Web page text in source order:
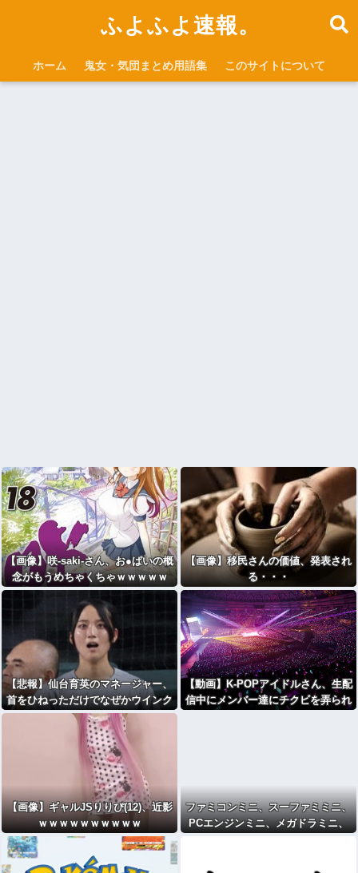
ふよふよ速報。
ホーム 鬼女・気団まとめ用語集 このサイトについて
【画像】咲-saki-さん、お●ぱいの概
念がもうめちゃくちゃｗｗｗｗｗ
【画像】移民さんの価値、発表され
る・・・
【悲報】仙台育英のマネージャー、
首をひねっただけでなぜかウインク
したことにされてしまう
【動画】K-POPアイドルさん、生配
信中にメンバー達にチクビを弄られ
【画像】ギャルJSりりぴ(12)、近影
ｗｗｗｗｗｗｗｗｗｗ
ファミコンミニ、スーファミミニ、
PCエンジンミニ、メガドラミニ、